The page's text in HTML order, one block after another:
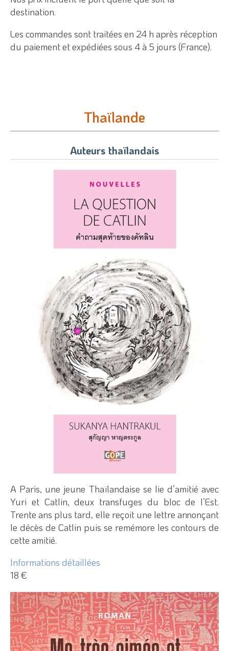
destination.
Les commandes sont traitées en 24 h après réception
du paiement et expédiées sous 4 à 5 jours (France).
Thaïlande
Auteurs thaïlandais
A Paris, une jeune Thaïlandaise se lie d’amitié avec
Yuri et Catlin, deux transfuges du bloc de l’Est.
Trente ans plus tard, elle reçoit une lettre annonçant
le décès de Catlin puis se remémore les contours de
cette amitié.
Informations détaillées
18 €